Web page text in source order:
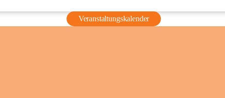
Veranstaltungskalender